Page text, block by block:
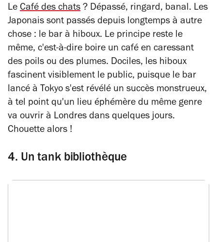
Le Café des chats ? Dépassé, ringard, banal. Les
Japonais sont passés depuis longtemps à autre
chose : le bar à hiboux. Le principe reste le
même, c'est-à-dire boire un café en caressant
des poils ou des plumes. Dociles, les hiboux
fascinent visiblement le public, puisque le bar
lancé à Tokyo s'est révélé un succès monstrueux,
à tel point qu'un lieu éphémère du même genre
va ouvrir à Londres dans quelques jours.
Chouette alors !
4. Un tank bibliothèque